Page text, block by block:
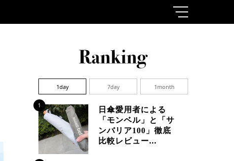
1day 7day 1month
1
日傘愛用者による
「モンベル」と「サ
ンバリア100」徹底
比較レビュー...